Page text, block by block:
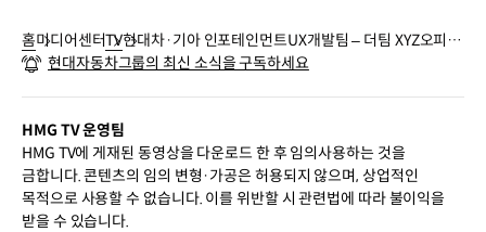
홈미디어센터TV현대차·기아 인포테인먼트UX개발팀 – 더팀 XYZ오피스
| 현대자동차그룹
현대자동차그룹의 최신 소식을 구독하세요
HMG TV 운영팀
HMG TV에 게재된 동영상을 다운로드 한 후 임의사용하는 것을
금합니다. 콘텐츠의 임의 변형·가공은 허용되지 않으며, 상업적인
목적으로 사용할 수 없습니다. 이를 위반할 시 관련법에 따라 불이익을
받을 수 있습니다.